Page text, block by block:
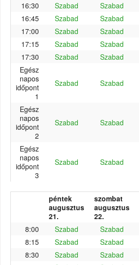
16:30 Szabad Szabad
16:45
Szabad Szabad
17:00
Szabad Szabad
17:15
Szabad Szabad
17:30
Szabad Szabad
Egész
napos
időpont
1
Szabad Szabad
Egész
napos
időpont
2
Szabad Szabad
Egész
napos
időpont
3
Szabad Szabad
péntek
augusztus
21.
szombat
augusztus
22.
8:00
Szabad Szabad
8:15
Szabad Szabad
8:30
Szabad Szabad